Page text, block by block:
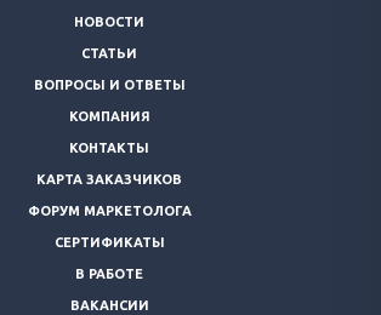
НОВОСТИ
СТАТЬИ
ВОПРОСЫ И ОТВЕТЫ
КОМПАНИЯ
КОНТАКТЫ
КАРТА ЗАКАЗЧИКОВ
ФОРУМ МАРКЕТОЛОГА
СЕРТИФИКАТЫ
В РАБОТЕ
ВАКАНСИИ